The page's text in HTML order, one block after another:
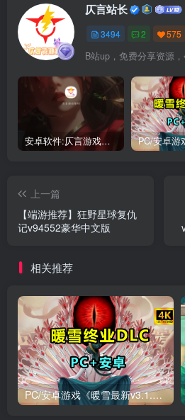
仄言站长
3494 2 575
安卓软件:仄言游戏库4.0APP全新上架了！没有下的赶紧下载呀！
上一篇
【端游推荐】狂野星球复仇
记v94552豪华中文版
相关推荐
PC/安卓游戏《暖雪最新v3.1.0.1》终业DLC整合版！